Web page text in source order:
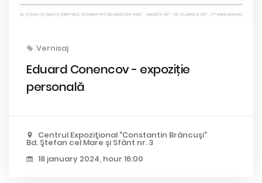
Vernisaj
Eduard Conencov - expoziție
personală
Centrul Expoziţional "Constantin Brâncuşi"
Bd. Ştefan cel Mare şi Sfânt nr. 3
18 january 2024, hour 16:00